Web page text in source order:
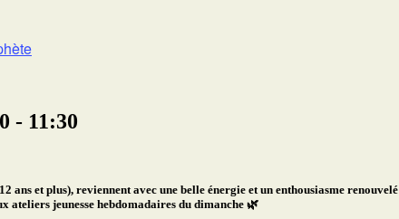
- 11:30
ans et plus), reviennent avec une belle énergie et un enthousiasme renouvelé
ateliers jeunesse hebdomadaires du dimanche🌿